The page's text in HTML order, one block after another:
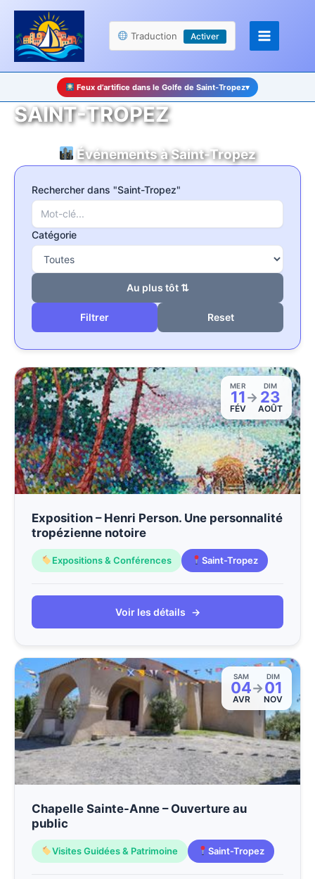
Panneau de gestion des cookies
Aller
contenu
Traduction Activer
Feux d’artifice dans le Golfe de Saint-Tropez▾
SAINT-TROPEZ
Événements à Saint-Tropez
Rechercher dans "Saint-Tropez"
Catégorie
Au plus tôt ⇅
Reset
MER
11
FÉV
→
DIM
23
AOÛT
Exposition – Henri Person. Une personnalité
tropézienne notoire
Expositions & Conférences Saint-Tropez
Voir les détails →
SAM
04
AVR
→
DIM
01
NOV
Chapelle Sainte-Anne – Ouverture au
public
Visites Guidées & Patrimoine Saint-Tropez